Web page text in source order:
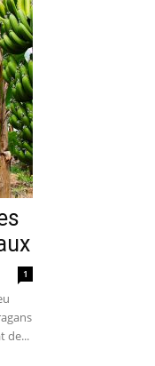
1
de...